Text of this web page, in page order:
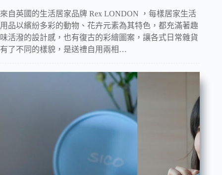
來自英國的生活居家品牌 Rex LONDON ，每樣居家生活
用品以繽紛多彩的動物、花卉元素為其特色，都充滿著趣
味活潑的設計感，也有復古的彩繪圖案，讓各式日常雜貨
有了不同的樣貌，是送禮自用兩相…